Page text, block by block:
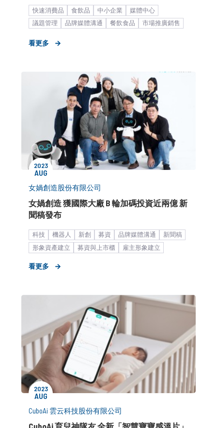
快速消費品 食飲品 中小企業
媒體中心
議題管理
品牌媒體溝通 餐飲食品
市場推廣銷售
看更多
2023
AUG
女媧創造股份有限公司
女媧創造 獲國際大廠 B 輪加碼投資近兩億 新
聞稿發布
科技 機器人 新創 募資 品牌媒體溝通
新聞稿
形象資產建立
募資與上市櫃 雇主形象建立
看更多
2023
AUG
CuboAi 雲云科技股份有限公司
CuboAi 育兒神隊友 全新「智慧寶寶感溫片」